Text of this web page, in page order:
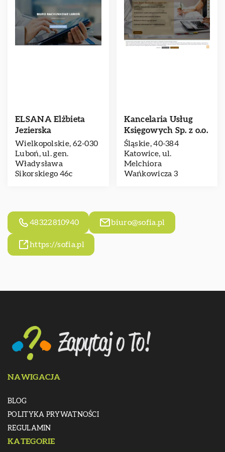
ELSANA Elżbieta
Jezierska
Wielkopolskie, 62-030
Luboń, ul. gen.
Władysława
Sikorskiego 46c
Kancelaria Usług
Księgowych Sp. z o.o.
Śląskie, 40-384
Katowice, ul.
Melchiora
Wańkowicza 3
48322810940 biuro@sofia.pl
https://sofia.pl
NAWIGACJA
BLOG
POLITYKA PRYWATNOŚCI
REGULAMIN
KATEGORIE